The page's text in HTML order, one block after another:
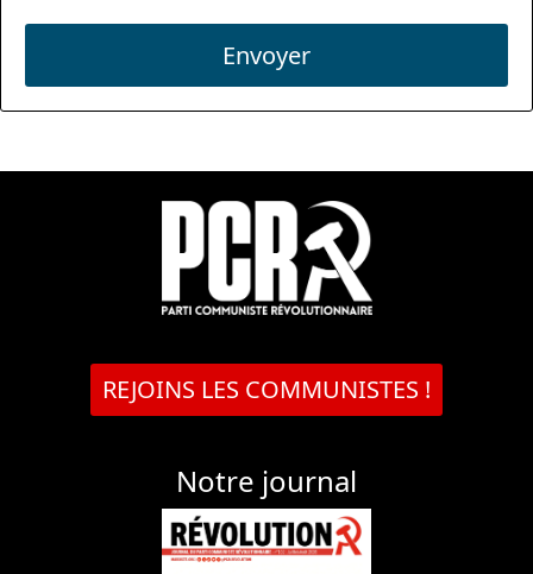
Envoyer
REJOINS LES COMMUNISTES !
Notre journal